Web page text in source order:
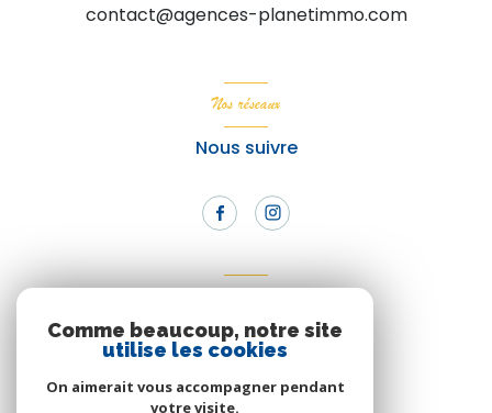
contact@agences-planetimmo.com
Nos réseaux
Nous suivre
Nous adhérons
Comme beaucoup, notre site
utilise les cookies
On aimerait vous accompagner pendant
votre visite.